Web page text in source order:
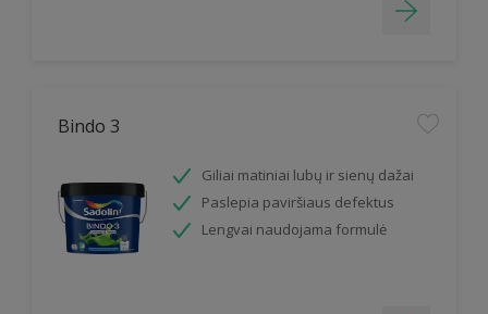
Bindo 3
Giliai matiniai lubų ir sienų dažai
Paslepia paviršiaus defektus
Lengvai naudojama formulė